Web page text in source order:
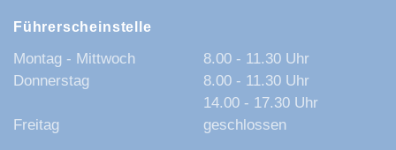
Führerscheinstelle
Montag - Mittwoch
8.00 - 11.30 Uhr
Donnerstag
8.00 - 11.30 Uhr
14.00 - 17.30 Uhr
Freitag
geschlossen